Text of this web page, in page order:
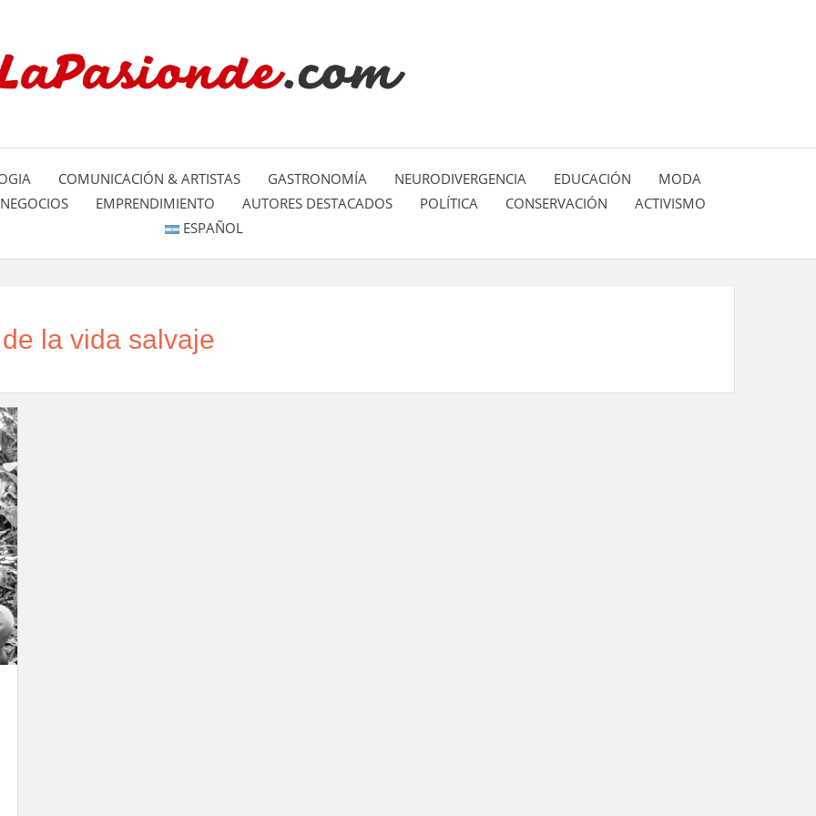
LA PASIÓN DE:
COMUNICACIÓN & ARTISTAS GASTRONOMÍA NEURODIVERGENCIA EDUCACIÓN
MODA
NEGOCIOS EMPRENDIMIENTO AUTORES DESTACADOS POLÍTICA CONSERVACIÓN
ACTIVISMO
ESPAÑOL
la vida salvaje